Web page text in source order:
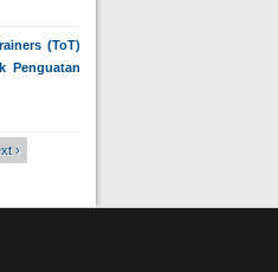
(ToT)
Penguatan
›